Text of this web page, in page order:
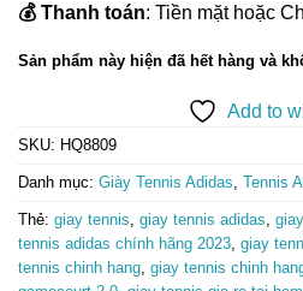
💰 Thanh toán: Tiền mặt hoặc
Sản phẩm này hiện đã hết hàng và
Add to
SKU: HQ8809
Danh mục: Giày Tennis Adidas, Tennis
Thẻ: giay tennis, giay tennis adidas,
tennis adidas chính hãng 2023, giay
tennis chinh hang, giay tennis chinh